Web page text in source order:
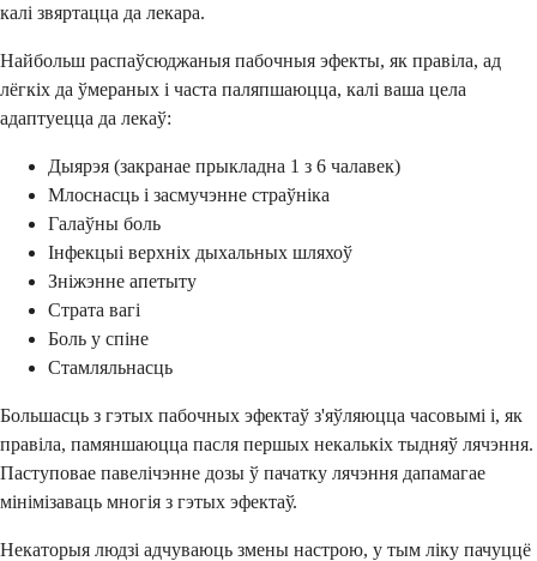
калі звяртацца да лекара.
Найбольш распаўсюджаныя пабочныя эфекты, як правіла, ад
лёгкіх да ўмераных і часта паляпшаюцца, калі ваша цела
адаптуецца да лекаў:
Дыярэя (закранае прыкладна 1 з 6 чалавек)
Млоснасць і засмучэнне страўніка
Галаўны боль
Інфекцыі верхніх дыхальных шляхоў
Зніжэнне апетыту
Страта вагі
Боль у спіне
Стамляльнасць
Большасць з гэтых пабочных эфектаў з'яўляюцца часовымі і, як
правіла, памяншаюцца пасля першых некалькіх тыдняў лячэння.
Паступовае павелічэнне дозы ў пачатку лячэння дапамагае
мінімізаваць многія з гэтых эфектаў.
Некаторыя людзі адчуваюць змены настрою, у тым ліку пачуццё